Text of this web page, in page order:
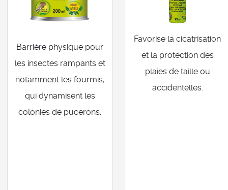
Barrière physique pour
les insectes rampants et
notamment les fourmis,
qui dynamisent les
colonies de pucerons.
Favorise la cicatrisation
et la protection des
plaies de taille ou
accidentelles.